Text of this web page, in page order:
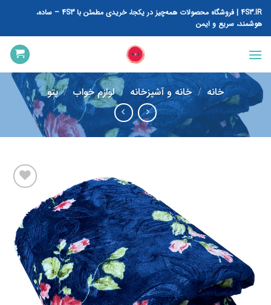
پرش
محتوا
4S3.IR | فروشگاه محصولات همه‌چیز در یکجا، خریدی مطمئن با 4S3 – ساده،
هوشمند، سریع و ایمن
خانه / خانه و آشپزخانه / لوازم خواب / پتو
افزودن
به
علاقه
مندی
ها